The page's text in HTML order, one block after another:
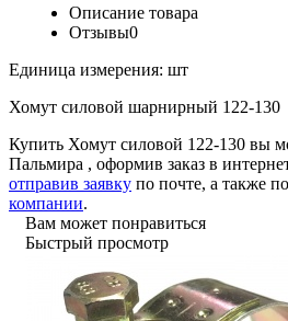
Описание товара
Отзывы0
Единица измерения: шт
Хомут силовой шарнирный 122-130
Купить Хомут силовой 122-130 вы
Пальмира , оформив заказ в
отправив заявку по почте, а также
компании.
Вам может понравиться
Быстрый просмотр